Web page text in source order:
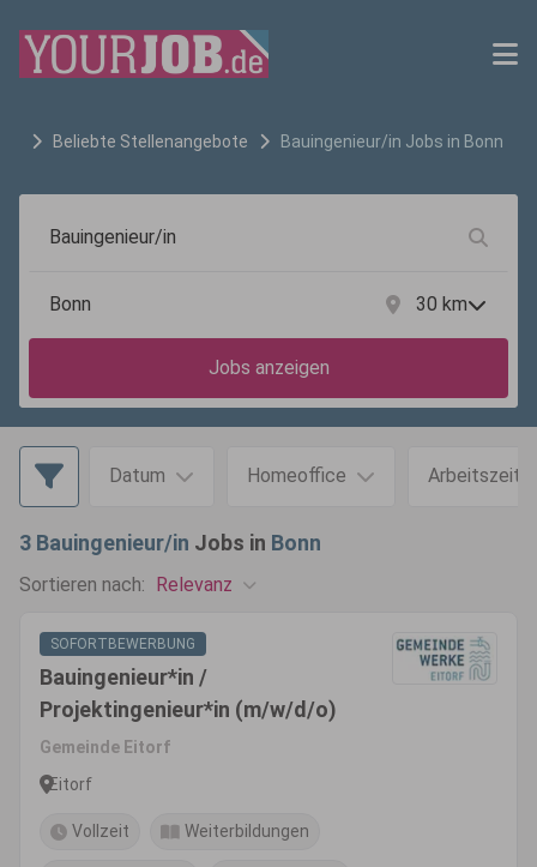
Beliebte Stellenangebote Bauingenieur/in Jobs in Bonn
30 km
Jobs anzeigen
Datum Homeoffice Arbeitszeit
3 Bauingenieur/in Jobs in Bonn
Sortieren nach: Relevanz
SOFORTBEWERBUNG
Bauingenieur*in /
Projektingenieur*in (m/w/d/o)
Gemeinde Eitorf
Eitorf
Vollzeit Weiterbildungen